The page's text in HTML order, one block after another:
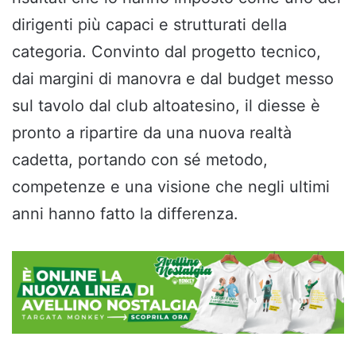
dirigenti più capaci e strutturati della
categoria. Convinto dal progetto tecnico,
dai margini di manovra e dal budget messo
sul tavolo dal club altoatesino, il diesse è
pronto a ripartire da una nuova realtà
cadetta, portando con sé metodo,
competenze e una visione che negli ultimi
anni hanno fatto la differenza.